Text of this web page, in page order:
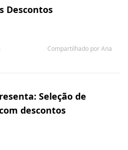
Descontos
Compartilhado por Ana
Seleção de
descontos